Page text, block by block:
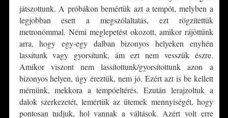
játszottunk. A próbákon bemértük azt a tempót, melyben a
legjobban esett a megszólaltatás, ezt rögzítettük
metronómmal. Némi meglepetést okozott, amikor rájöttünk
arra, hogy egy-egy dalban bizonyos helyeken enyhén
lassítunk vagy gyorsítunk, ám ezt nem vesszük észre.
Amikor viszont nem lassítottunk/gyorsítottunk azon a
bizonyos helyen, úgy éreztük, nem jó. Ezért azt is be kellett
mérnünk, mekkora a tempóeltérés. Ezután lerajzoltuk a
dalok szerkezetét, lemértük az ütemek mennyiségét, hogy
pontosan tudjuk, hol vannak a váltások. Azért volt erre